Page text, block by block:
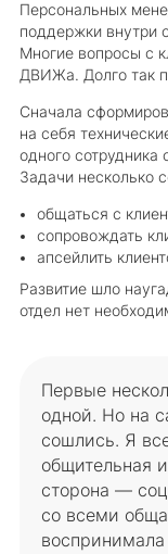
Персональных
поддержки внутри
Многие вопросы с
ДВИЖа. Долго так
Сначала
на себя
одного сотрудника
Задачи несколько
общаться с
сопровождать
апсейлить
Развитие шло
отдел нет
Первые
одной. Но на
сошлись. Я
общительная
сторона —
со всеми
воспринимала